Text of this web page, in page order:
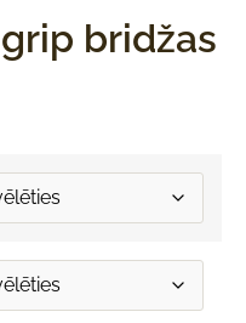
bridžas